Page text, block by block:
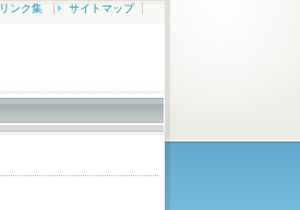
リンク集 サイトマップ